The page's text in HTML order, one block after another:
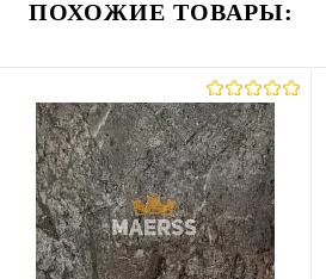
В избранное В наличии
Группа (Ваш Выбор)
гр.1-2 гр.3-4 гр.5-6 гр.7
гр.8 гр.9 гр.10 гр.11
Высота (Ваш Выбор)
ПОХОЖИЕ ТОВАРЫ: